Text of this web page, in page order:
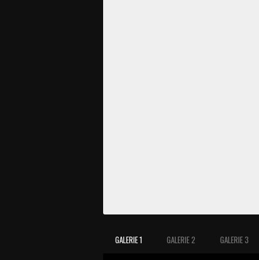
GALERIE 1 GALERIE 2 GALERIE 3